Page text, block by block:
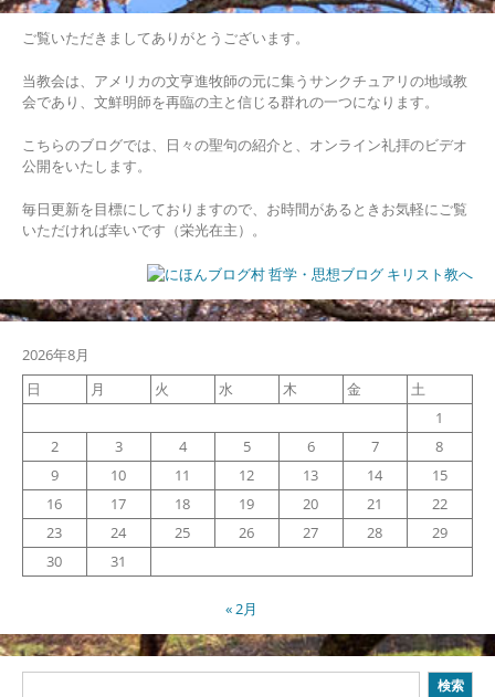
ご覧いただきましてありがとうございます。
当教会は、アメリカの文亨進牧師の元に集うサンクチュアリの地域教
会であり、文鮮明師を再臨の主と信じる群れの一つになります。
こちらのブログでは、日々の聖句の紹介と、オンライン礼拝のビデオ
公開をいたします。
毎日更新を目標にしておりますので、お時間があるときお気軽にご覧
いただければ幸いです（栄光在主）。
2026年8月
日
月 火 水 木 金
土
1
2
3 4 5 6 7
8
9
10 11 12 13 14
15
16
17 18 19 20 21
22
23
24 25 26 27 28
29
30
31
« 2月
検索